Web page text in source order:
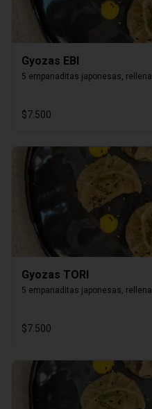
Gyozas EBI
5 empanaditas japonesas,
$7.500
Gyozas TORI
5 empanaditas japonesas,
$7.500